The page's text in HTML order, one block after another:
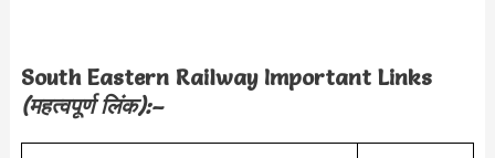
South Eastern Railway Important Links
(महत्वपूर्ण लिंक):–